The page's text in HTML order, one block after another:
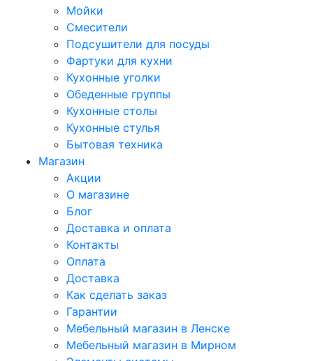
Мойки
Смесители
Подсушители для посуды
Фартуки для кухни
Кухонные уголки
Обеденные группы
Кухонные столы
Кухонные стулья
Бытовая техника
Магазин
Акции
О магазине
Блог
Доставка и оплата
Контакты
Оплата
Доставка
Как сделать заказ
Гарантии
Мебельный магазин в Ленске
Мебельный магазин в Мирном